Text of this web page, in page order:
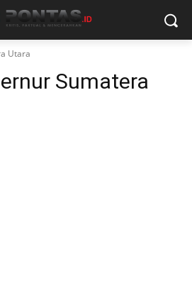
Utara
Sumatera